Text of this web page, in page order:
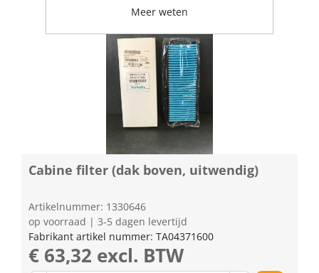
Cabine filter (dak boven, uitwendig)
Artikelnummer: 1330646
op voorraad | 3-5 dagen levertijd
Fabrikant artikel nummer: TA04371600
€ 63,32 excl. BTW
Meer weten